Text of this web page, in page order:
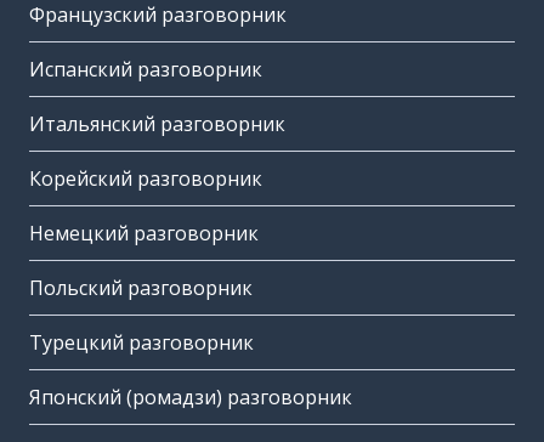
Французский разговорник
Испанский разговорник
Итальянский разговорник
Корейский разговорник
Немецкий разговорник
Польский разговорник
Турецкий разговорник
Японский (ромадзи) разговорник